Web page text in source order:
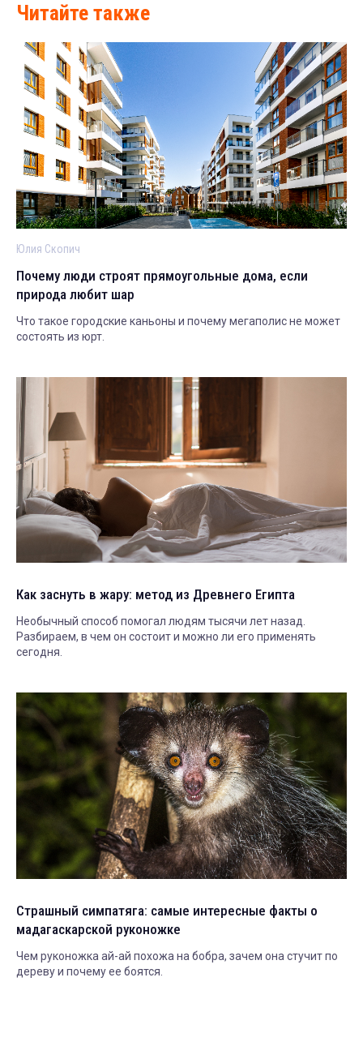
Читайте также
Юлия Скопич
Почему люди строят прямоугольные дома, если
природа любит шар
Что такое городские каньоны и почему мегаполис не может
состоять из юрт.
Как заснуть в жару: метод из Древнего Египта
Необычный способ помогал людям тысячи лет назад.
Разбираем, в чем он состоит и можно ли его применять
сегодня.
Страшный симпатяга: самые интересные факты о
мадагаскарской руконожке
Чем руконожка ай-ай похожа на бобра, зачем она стучит по
дереву и почему ее боятся.